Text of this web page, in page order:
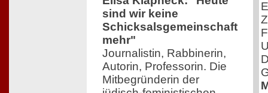
sind wir keine
Schicksalsgemeinschaft
mehr"
Journalistin, Rabbinerin,
Autorin, Professorin. Die
Mitbegründerin der